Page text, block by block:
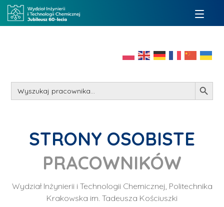
Search
for:
Search Button
STRONY OSOBISTE
PRACOWNIKÓW
Wydział Inżynierii i Technologii Chemicznej, Politechnika
Krakowska im. Tadeusza Kościuszki